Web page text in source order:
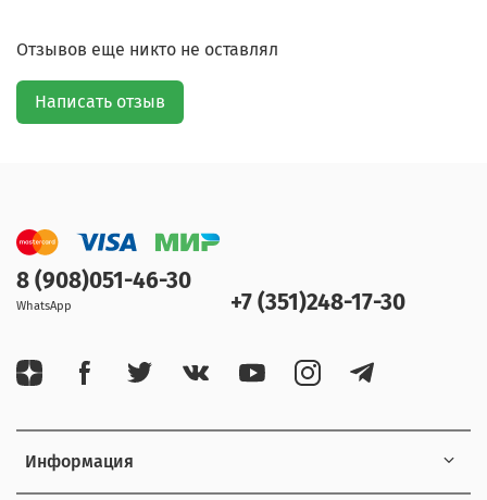
Отзывов еще никто не оставлял
Написать отзыв
Информация
8 (908)051-46-30
WhatsApp +7 (351)248-17-30